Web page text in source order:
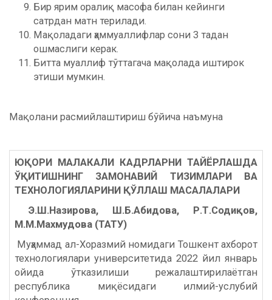
Бир ярим оралиқ масофа билан кейинги
сатрдан матн терилади.
Мақоладаги ҳаммуаллифлар сони 3 тадан
ошмаслиги керак.
Битта муаллиф тўттагача мақолада иштирок
этиши мумкин.
Мақолани расмийлаштириш бўйича наъмуна
ЮҚОРИ МАЛАКАЛИ КАДРЛАРНИ ТАЙЁРЛАШДА
ЎҚИТИШНИНГ ЗАМОНАВИЙ ТИЗИМЛАРИ ВА
ТЕХНОЛОГИЯЛАРИНИ ҚЎЛЛАШ МАСАЛАЛАРИ
Э.Ш.Назирова, Ш.Б.Абидова, Р.Т.Содиқов,
М.М.Махмудова (ТАТУ)
Муҳаммад ал-Хоразмий номидаги Тошкент ахборот
технологиялари университетида 2022 йил январь
ойида ўтказилиши режалаштирилаётган
республика миқёсидаги илмий-услубий